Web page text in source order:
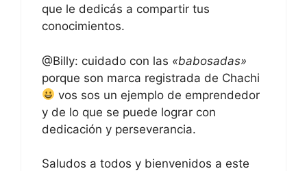
que le dedicás a compartir tus
conocimientos.
@Billy: cuidado con las «babosadas»
porque son marca registrada de Chachi
vos sos un ejemplo de emprendedor
y de lo que se puede lograr con
dedicación y perseverancia.
Saludos a todos y bienvenidos a este